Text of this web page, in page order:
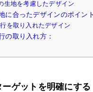
生地を考慮したデザイン
に合ったデザインのポイン
を取り入れたデザイン
の取り入れ方：
ーゲットを明確にする